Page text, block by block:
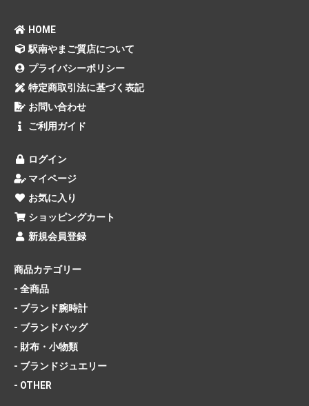
HOME
駅南やまご質店について
プライバシーポリシー
特定商取引法に基づく表記
お問い合わせ
ご利用ガイド
ログイン
マイページ
お気に入り
ショッピングカート
新規会員登録
商品カテゴリー
- 全商品
- ブランド腕時計
- ブランドバッグ
- 財布・小物類
- ブランドジュエリー
- OTHER